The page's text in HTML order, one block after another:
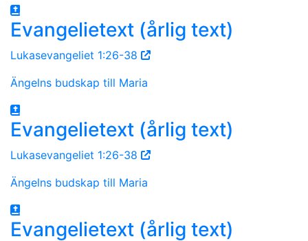
Evangelietext (årlig text)
Lukasevangeliet 1:26-38
Ängelns budskap till Maria
Evangelietext (årlig text)
Lukasevangeliet 1:26-38
Ängelns budskap till Maria
Evangelietext (årlig text)